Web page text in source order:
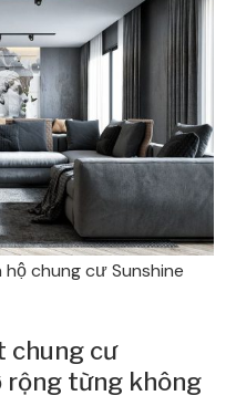
chung cư Sunshine
chung cư
rộng từng không